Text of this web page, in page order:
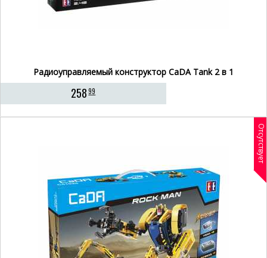
Радиоуправляемый конструктор CaDA Tank 2 в 1
25899
Отсутствует